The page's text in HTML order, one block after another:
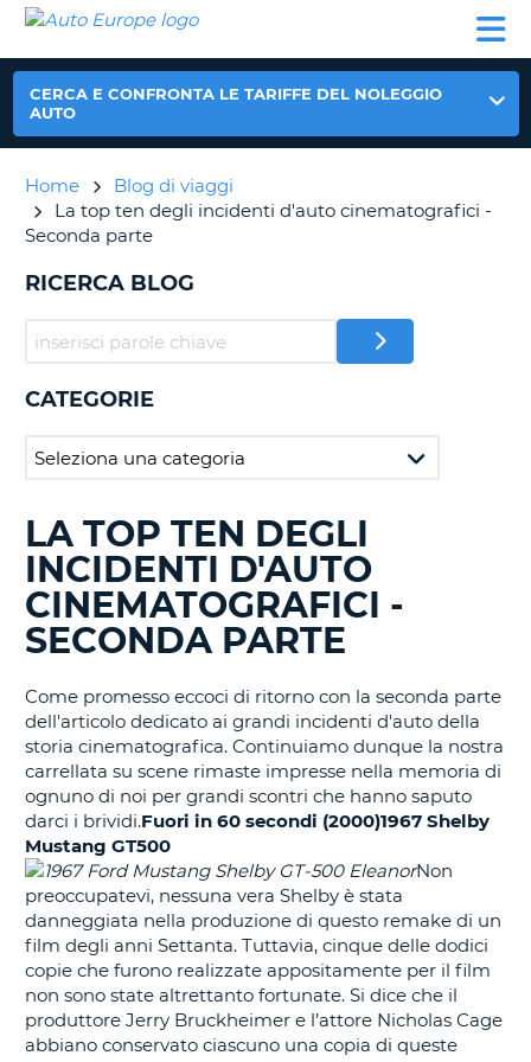
NOLEGGIO
NOLEGGIO
AUTO
EUROPE
NOLEGGIO
CAMPER
PARTNER
AIUTO
IL
ACCOUNT
PRENOTAZIONE
CERCA E CONFRONTA LE TARIFFE DEL NOLEGGIO
AUTO
Home
Blog di viaggi
La top ten degli incidenti d'auto cinematografici -
Seconda parte
RICERCA BLOG
CATEGORIE
RICERCA
BLOG
IN
CORSO......
LA TOP TEN DEGLI
INCIDENTI D'AUTO
CINEMATOGRAFICI -
SECONDA PARTE
Come promesso eccoci di ritorno con la seconda parte
dell'articolo dedicato ai grandi incidenti d'auto della
storia cinematografica. Continuiamo dunque la nostra
carrellata su scene rimaste impresse nella memoria di
ognuno di noi per grandi scontri che hanno saputo
darci i brividi.Fuori in 60 secondi (2000)1967 Shelby
Mustang GT500
Non
preoccupatevi, nessuna vera Shelby è stata
danneggiata nella produzione di questo remake di un
film degli anni Settanta. Tuttavia, cinque delle dodici
copie che furono realizzate appositamente per il film
non sono state altrettanto fortunate. Si dice che il
produttore Jerry Bruckheimer e l’attore Nicholas Cage
abbiano conservato ciascuno una copia di queste